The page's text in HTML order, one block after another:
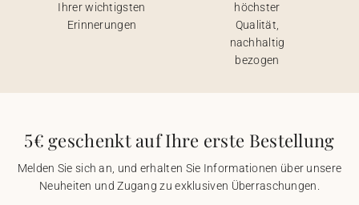
Ihrer wichtigsten
Erinnerungen
höchster
Qualität,
nachhaltig
bezogen
5€ geschenkt auf Ihre erste Bestellung
Melden Sie sich an, und erhalten Sie Informationen über unsere
Neuheiten und Zugang zu exklusiven Überraschungen.